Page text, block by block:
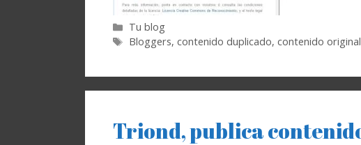
Categorías
Tu blog
Etiquetas
Bloggers,contenido duplicado,contenido original
Triond, publica